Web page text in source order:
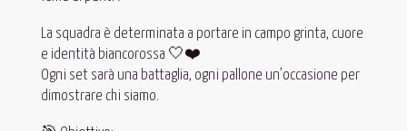
La squadra è determinata a portare in campo grinta, cuore
e identità biancorossa 🤍❤️
Ogni set sarà una battaglia, ogni pallone un’occasione per
dimostrare chi siamo.